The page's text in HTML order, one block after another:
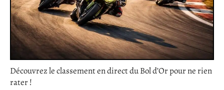
Découvrez le classement en direct du Bol d’Or pour ne rien
rater !